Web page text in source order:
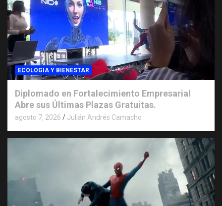
ECOLOGIA Y BIENESTAR
Diplomado en Fortalecimiento Empresarial
Abre sus Últimas Plazas Gratuitas.
agosto 7, 2026 Julián Andrés Camacho